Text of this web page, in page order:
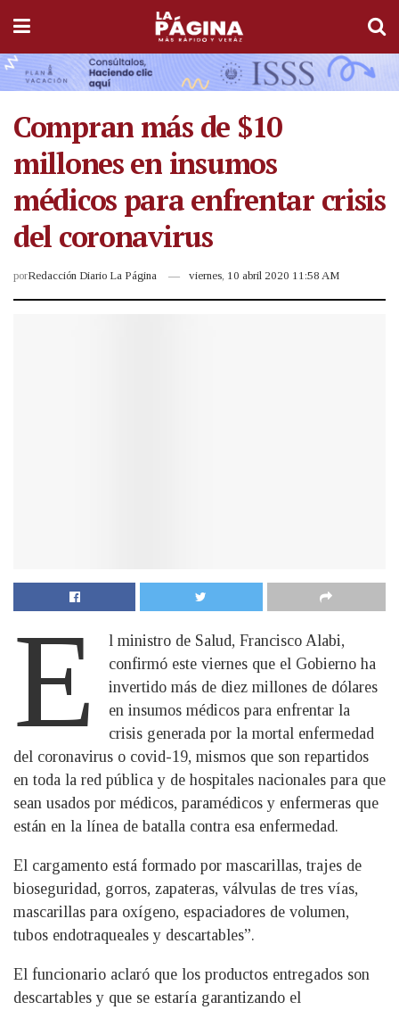
Compran más de $10
millones en insumos
médicos para enfrentar crisis
del coronavirus
porRedacción Diario La Página viernes, 10 abril 2020 11:58 AM
E
l ministro de Salud, Francisco Alabi,
confirmó este viernes que el Gobierno ha
invertido más de diez millones de dólares
en insumos médicos para enfrentar la
crisis generada por la mortal enfermedad
del coronavirus o covid-19, mismos que son repartidos
en toda la red pública y de hospitales nacionales para que
sean usados por médicos, paramédicos y enfermeras que
están en la línea de batalla contra esa enfermedad.
El cargamento está formado por mascarillas, trajes de
bioseguridad, gorros, zapateras, válvulas de tres vías,
mascarillas para oxígeno, espaciadores de volumen,
tubos endotraqueales y descartables”.
El funcionario aclaró que los productos entregados son
descartables y que se estaría garantizando el